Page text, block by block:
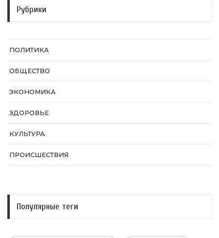
Рубрики
ПОЛИТИКА
ОБЩЕСТВО
ЭКОНОМИКА
ЗДОРОВЬЕ
КУЛЬТУРА
ПРОИСШЕСТВИЯ
Популярные теги